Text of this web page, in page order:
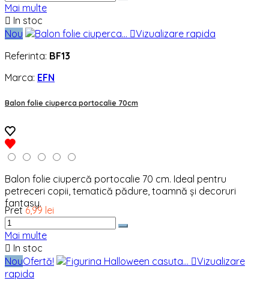
Mai multe
 In stoc
Nou
Vizualizare rapida
Referinta: BF13
Marca: EFN
Balon folie ciuperca portocalie 70cm
Balon folie ciupercă portocalie 70 cm. Ideal pentru
petreceri copii, tematică pădure, toamnă și decoruri
fantasy.
Pret 6,99 lei
Mai multe
 In stoc
NouOfertă! Vizualizare
rapida